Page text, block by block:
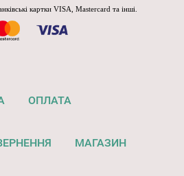
картки VISA, Mastercard та інші.
ОПЛАТА
МАГАЗИН